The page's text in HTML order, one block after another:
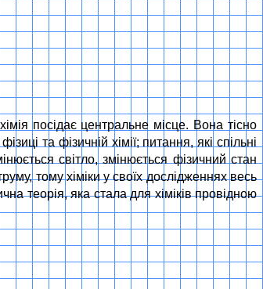
посідає центральне місце. Вона тісно
та фізичній хімії; питання, які спільні
світло, змінюється фізичний стан
тому хіміки у своїх дослідженнях весь
теорія, яка стала для хіміків провідною